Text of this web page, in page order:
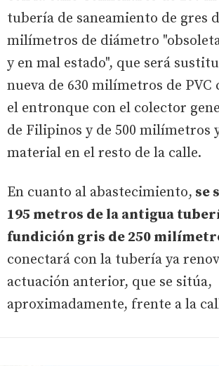
tubería de saneamiento de gres
milímetros de diámetro
y en mal estado", que será
nueva de 630 milímetros de PVC
el entronque con el colector
de Filipinos y de 500 milímetros
material en el resto de la calle.
En cuanto al abastecimiento, se
195 metros de la antigua
fundición gris de 250
conectará con la tubería ya
actuación anterior, que se sitúa,
aproximadamente, frente a la